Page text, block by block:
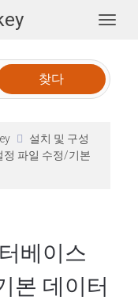
설치 및 구성
정 파일 수정/기본
베이스
본 데이터